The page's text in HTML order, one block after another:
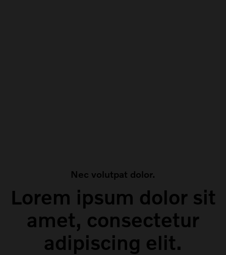
Nec volutpat dolor.
Lorem ipsum dolor sit
amet, consectetur
adipiscing elit.